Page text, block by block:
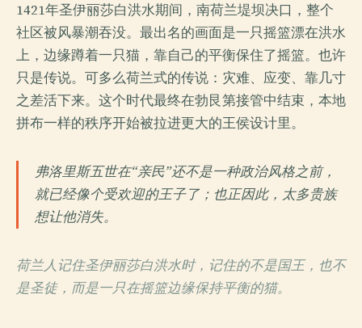
1421年圣伊丽莎白洪水期间，南荷兰堤坝决口，整个
社区被风暴潮吞没。最出名的画面是一只摇篮漂在洪水
上，边缘蹲着一只猫，靠自己的平衡保住了摇篮。也许
只是传说。可多么荷兰式的传说：灾难、应变、靠几寸
之差活下来。这个时代最终在勃艮第接管中结束，本地
拼布一样的秩序开始被拉进更大的王侯设计里。
弗洛里斯五世在“亲民”还不是一种政治风格之前，
就已经像个受欢迎的王子了；也正因此，太多贵族
想让他消失。
荷兰人记住圣伊丽莎白洪水时，记住的不是国王，也不
是圣徒，而是一只在摇篮边缘保持平衡的猫。